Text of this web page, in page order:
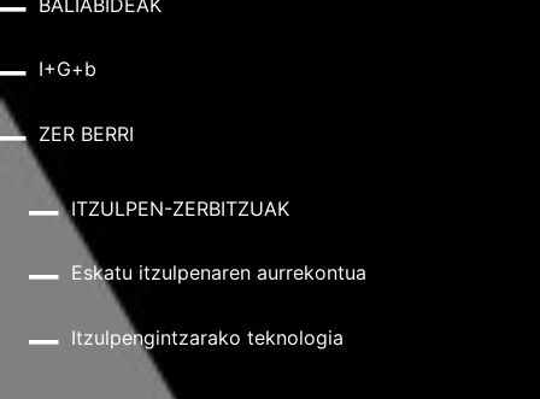
BALIABIDEAK
I+G+b
ZER BERRI
ITZULPEN-ZERBITZUAK
Eskatu itzulpenaren aurrekontua
Itzulpengintzarako teknologia